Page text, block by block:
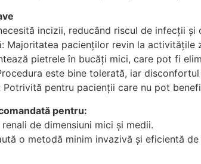
incizii, reducând riscul de infecții și
Majoritatea pacienților revin la activitățile
pietrele în bucăți mici, care pot fi
este bine tolerată, iar disconfortul
Potrivită pentru pacienții care nu pot
pentru:
de dimensiuni mici și medii.
o metodă minim invazivă și eficientă